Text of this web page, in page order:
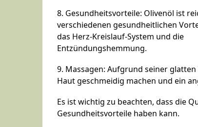
8. Gesundheitsvorteile: Olivenöl ist
verschiedenen gesundheitlichen
das Herz-Kreislauf-System und die
Entzündungshemmung.
9. Massagen: Aufgrund seiner
Haut geschmeidig machen und ein
Es ist wichtig zu beachten, dass die
Gesundheitsvorteile haben kann.